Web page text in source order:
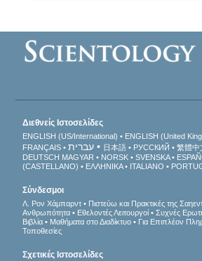
Διεθνείς Ιστοσελίδες
ENGLISH (US/International) ENGLISH (United
FRANÇAIS
עברית 日本語 РУССКИЙ 繁體中
DEUTSCH MAGYAR NORSK SVENSKA
(CASTELLANO)
ΕΛΛΗΝΙΚA ITALIANO
Σύνδεσμοι
Λ. Ρον Χάμπαρντ Πιστεύω και Πρακτικές της
Ανθρωπότητα
Εθελοντές Λειτουργοί
Συχνές
Βιβλία
Μαθήματα στο Διαδίκτυο Για Επιπλέον
Τοποθεσίες
Σχετικές Ιστοσελίδες